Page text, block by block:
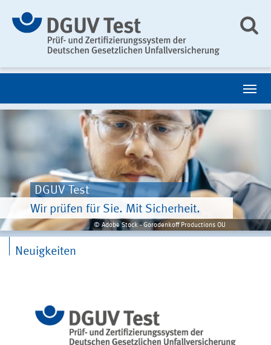
DGUV Test
Wir prüfen für Sie. Mit Sicherheit.
© Adobe Stock - Gorodenkoff Productions OU
Neuigkeiten